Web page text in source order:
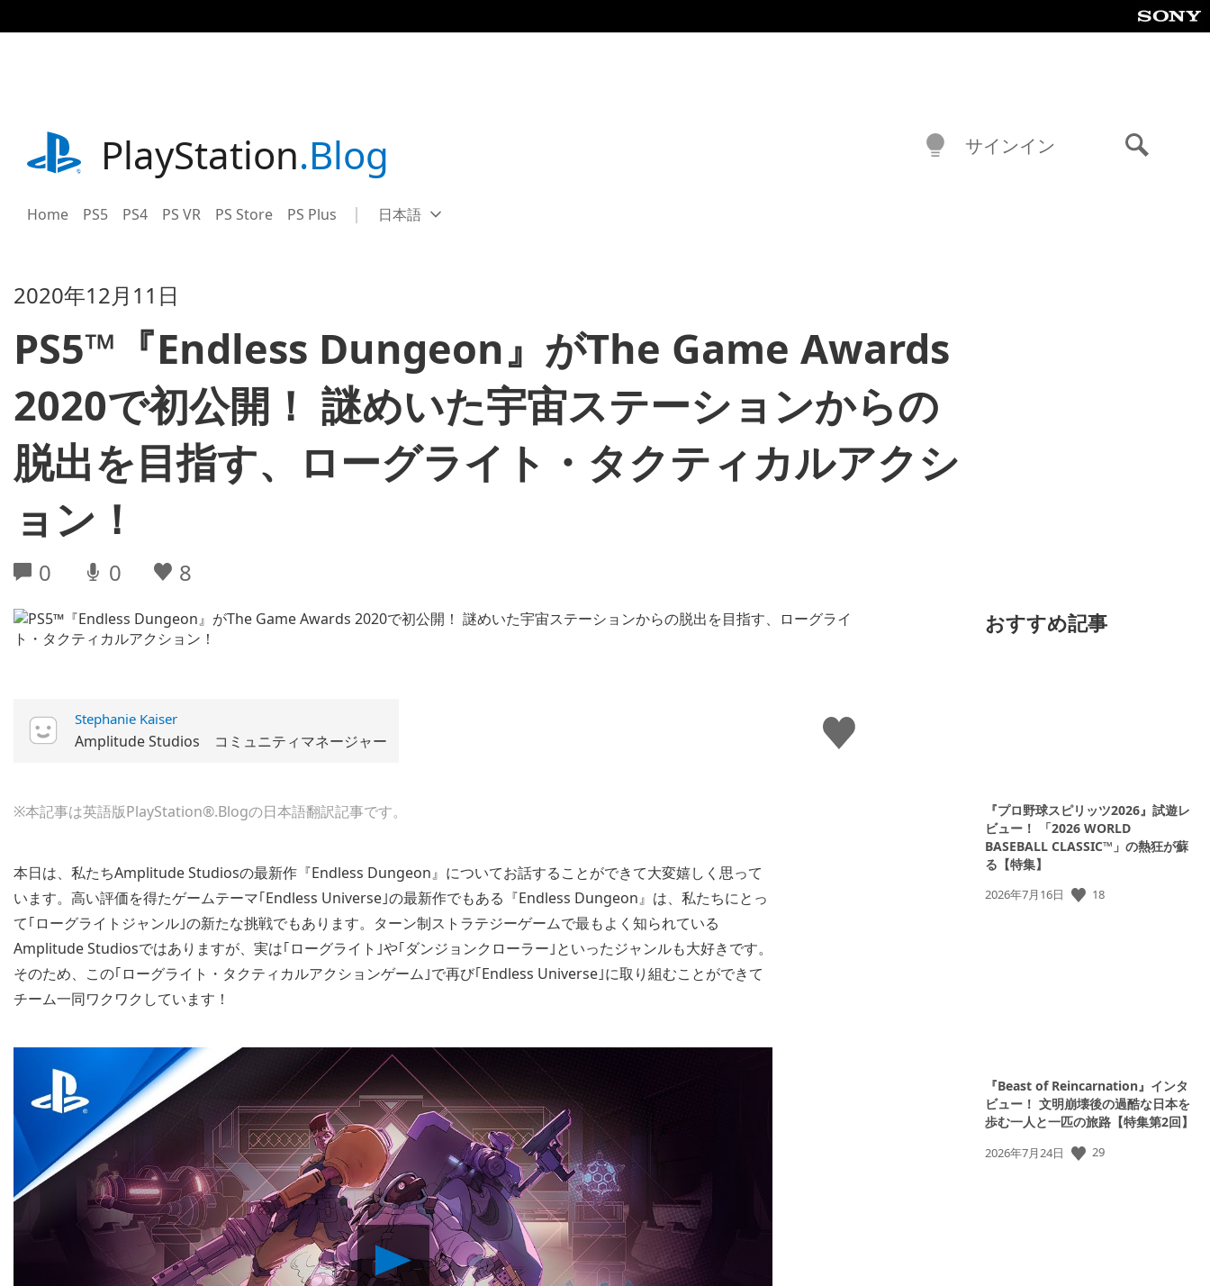
事
playstation.comPlayStation.Blog
Home PS5 PS4 PS VR PS Store PS Plus Select
Current
日本語
サインイン
2020年12月11日
PS5™『Endless Dungeon』がThe Game Awards
2020で初公開！ 謎めいた宇宙ステーションからの
脱出を目指す、ローグライト・タクティカルアクシ
ョン！
0 0 8
い
い
ね
Stephanie Kaiser
Amplitude Studios コミュニティマネージャー
※本記事は英語版PlayStation®.Blogの日本語翻訳記事です。
本日は、私たちAmplitude Studiosの最新作『Endless Dungeon』についてお話することができて大変嬉しく思って
います。高い評価を得たゲームテーマ｢Endless Universe｣の最新作でもある『Endless Dungeon』は、私たちにとっ
て｢ローグライトジャンル｣の新たな挑戦でもあります。ターン制ストラテジーゲームで最もよく知られている
Amplitude Studiosではありますが、実は｢ローグライト｣や｢ダンジョンクローラー｣といったジャンルも大好きです。
そのため、この｢ローグライト・タクティカルアクションゲーム｣で再び｢Endless Universe｣に取り組むことができて
チーム一同ワクワクしています！
Play
Video
おすすめ記事
『プロ野球スピリッツ2026』試遊レ
ビュー！ 「2026 WORLD
BASEBALL CLASSIC™」の熱狂が蘇
る【特集】
公
2026年7月16日 18
『Beast of Reincarnation』インタ
ビュー！ 文明崩壊後の過酷な日本を
歩む一人と一匹の旅路【特集第2回】
公
2026年7月24日 29